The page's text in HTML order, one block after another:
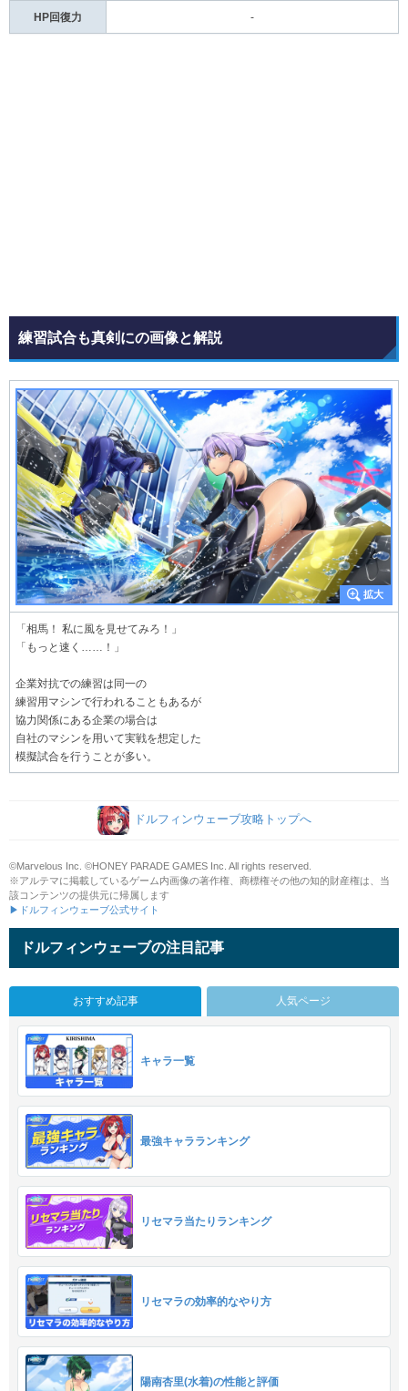
HP回復力 -
練習試合も真剣にの画像と解説
「相馬！ 私に風を見せてみろ！」
「もっと速く……！」
企業対抗での練習は同一の
練習用マシンで行われることもあるが
協力関係にある企業の場合は
自社のマシンを用いて実戦を想定した
模擬試合を行うことが多い。
ドルフィンウェーブ攻略トップへ
©Marvelous Inc. ©HONEY PARADE GAMES Inc. All rights reserved.
※アルテマに掲載しているゲーム内画像の著作権、商標権その他の知的財産権は、当
該コンテンツの提供元に帰属します
▶ドルフィンウェーブ公式サイト
ドルフィンウェーブの注目記事
おすすめ記事 人気ページ
キャラ一覧
最強キャラランキング
リセマラ当たりランキング
リセマラの効率的なやり方
陽南杏里(水着)の性能と評価